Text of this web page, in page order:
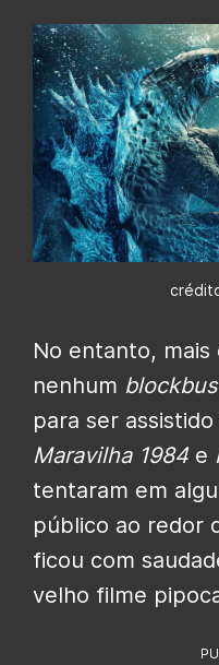
No entanto,
nenhum
para ser
Maravilha 1984e
tentaram em
público ao redor
ficou com
velho filme